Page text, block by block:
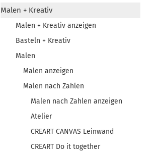
Malen + Kreativ
Malen + Kreativ anzeigen
Basteln + Kreativ
Malen
Malen anzeigen
Malen nach Zahlen
Malen nach Zahlen anzeigen
Atelier
CREART CANVAS Leinwand
CREART Do it together